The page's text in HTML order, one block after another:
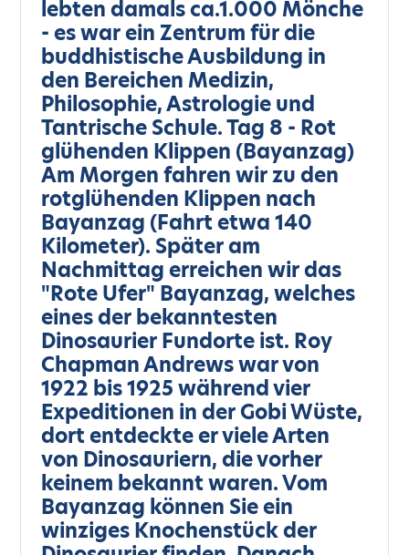
lebten damals ca.1.000 Mönche
- es war ein Zentrum für die
buddhistische Ausbildung in
den Bereichen Medizin,
Philosophie, Astrologie und
Tantrische Schule. Tag 8 - Rot
glühenden Klippen (Bayanzag)
Am Morgen fahren wir zu den
rotglühenden Klippen nach
Bayanzag (Fahrt etwa 140
Kilometer). Später am
Nachmittag erreichen wir das
"Rote Ufer" Bayanzag, welches
eines der bekanntesten
Dinosaurier Fundorte ist. Roy
Chapman Andrews war von
1922 bis 1925 während vier
Expeditionen in der Gobi Wüste,
dort entdeckte er viele Arten
von Dinosauriern, die vorher
keinem bekannt waren. Vom
Bayanzag können Sie ein
winziges Knochenstück der